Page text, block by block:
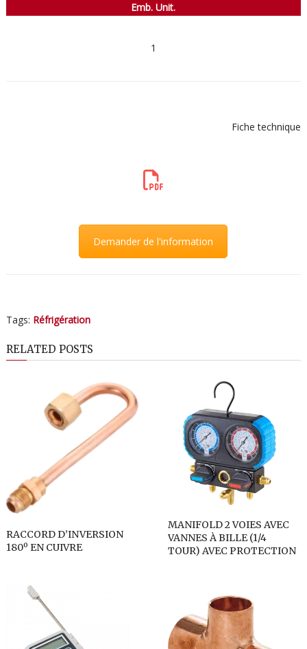
Emb. Unit.
1
Fiche technique
Demander de l'information
Tags: Réfrigération
RELATED POSTS
RACCORD D’INVERSION
180º EN CUIVRE
MANIFOLD 2 VOIES AVEC
VANNES À BILLE (1/4
TOUR) AVEC PROTECTION